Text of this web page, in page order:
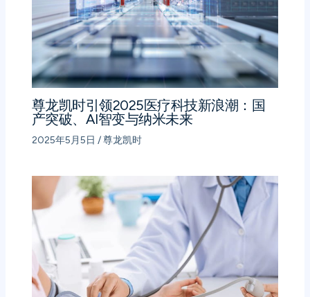
尊龙凯时引领2025医疗科技新浪潮：国
产突破、AI智变与纳米未来
2025年5月5日 /尊龙凯时